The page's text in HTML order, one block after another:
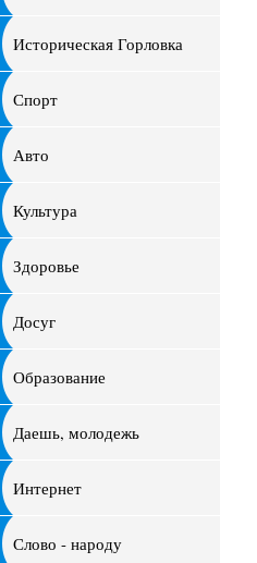
Историческая Горловка
Спорт
Авто
Культура
Здоровье
Досуг
Образование
Даешь, молодежь
Интернет
Слово - народу